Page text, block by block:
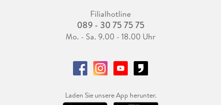
Filialhotline
089 - 30 75 75 75
Mo. - Sa. 9.00 - 18.00 Uhr
Laden Sie unsere App herunter.